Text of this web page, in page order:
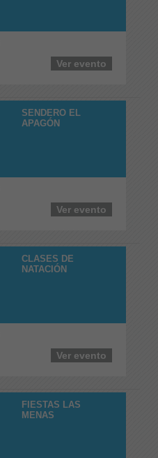
Ver evento
SENDERO EL
APAGÓN
Ver evento
CLASES DE
NATACIÓN
Ver evento
FIESTAS LAS
MENAS